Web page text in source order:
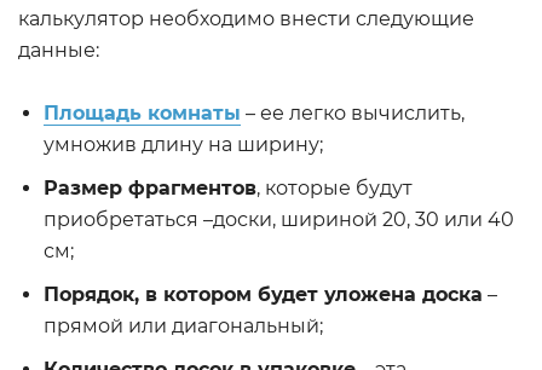
калькулятор необходимо внести следующие
данные:
Площадь комнаты – ее легко вычислить,
умножив длину на ширину;
Размер фрагментов, которые будут
приобретаться –доски, шириной 20, 30 или 40
см;
Порядок, в котором будет уложена доска –
прямой или диагональный;